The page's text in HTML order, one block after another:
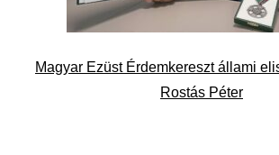
Magyar Ezüst Érdemkereszt állami
Rostás Péter